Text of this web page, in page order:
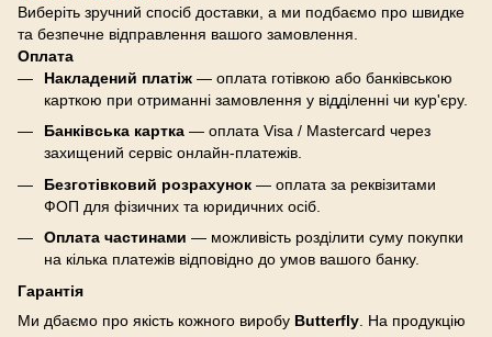
Виберіть зручний спосіб доставки, а ми подбаємо про швидке
та безпечне відправлення вашого замовлення.
Оплата
Накладений платіж — оплата готівкою або банківською
карткою при отриманні замовлення у відділенні чи кур'єру.
Банківська картка — оплата Visa / Mastercard через
захищений сервіс онлайн-платежів.
Безготівковий розрахунок — оплата за реквізитами
ФОП для фізичних та юридичних осіб.
Оплата частинами — можливість розділити суму покупки
на кілька платежів відповідно до умов вашого банку.
Гарантія
Ми дбаємо про якість кожного виробу Butterfly . На продукцію